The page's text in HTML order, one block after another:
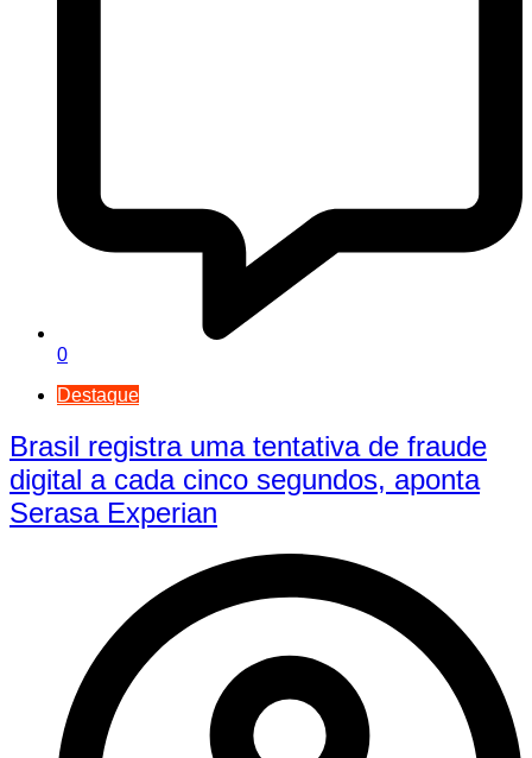
0
Destaque
Brasil registra uma tentativa de fraude
digital a cada cinco segundos, aponta
Serasa Experian